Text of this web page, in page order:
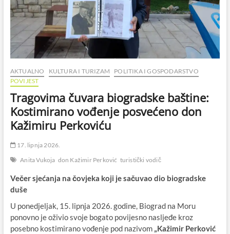
AKTUALNO KULTURA I TURIZAM
POLITIKA I GOSPODARSTVO
POVIJEST
Tragovima čuvara biogradske baštine:
Kostimirano vođenje posvećeno don
Kažimiru Perkoviću
17. lipnja 2026.
Anita Vukoja don Kažimir Perković turistički vodič
Večer sjećanja na čovjeka koji je sačuvao dio biogradske
duše
U ponedjeljak, 15. lipnja 2026. godine, Biograd na Moru
ponovno je oživio svoje bogato povijesno nasljeđe kroz
posebno kostimirano vođenje pod nazivom „Kažimir Perković